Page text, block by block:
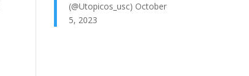
(@Utopicos_usc) October
5, 2023